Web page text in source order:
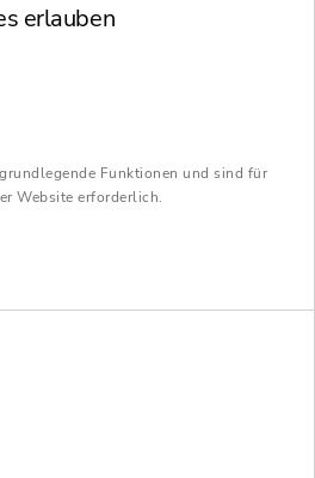
stark und an Ihrer Seite.
als Unternehmen, aber
und Gläubiger
Sondersituationen können
erlauben
Funktionen und sind für
Website erforderlich.